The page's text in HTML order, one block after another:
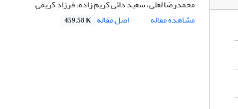
محمدرضا لعلی، سعید دائی کریم زاده، فرزاد کریمی
مشاهده مقاله
اصل مقاله 459.58 K